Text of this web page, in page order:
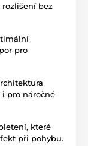
bez
pro
pro náročné
které
při pohybu.